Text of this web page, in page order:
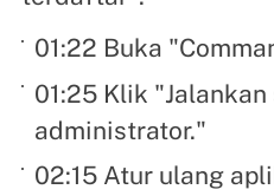
01:22 Buka
01:25 Klik
administrator."
02:15 Atur ulang